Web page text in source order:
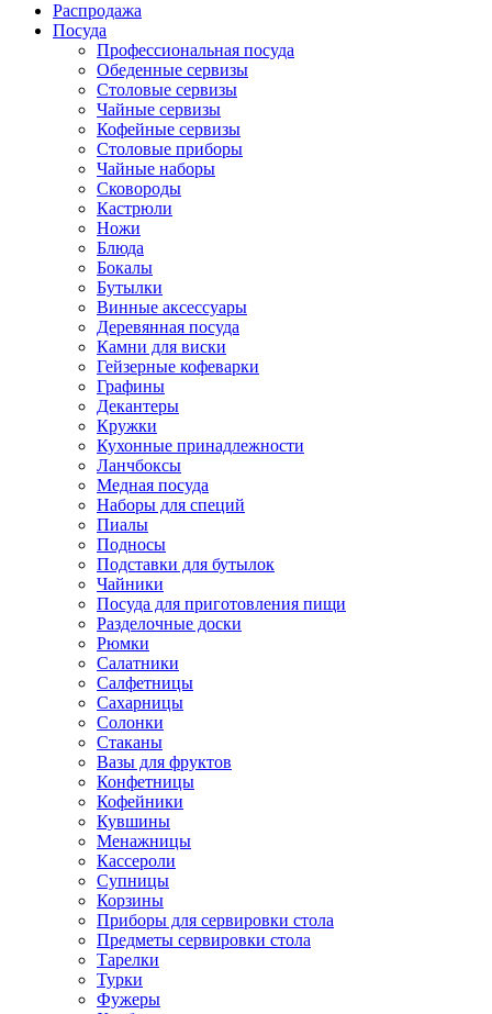
Распродажа
Посуда
Профессиональная посуда
Обеденные сервизы
Столовые сервизы
Чайные сервизы
Кофейные сервизы
Столовые приборы
Чайные наборы
Сковороды
Кастрюли
Ножи
Блюда
Бокалы
Бутылки
Винные аксессуары
Деревянная посуда
Камни для виски
Гейзерные кофеварки
Графины
Декантеры
Кружки
Кухонные принадлежности
Ланчбоксы
Медная посуда
Наборы для специй
Пиалы
Подносы
Подставки для бутылок
Чайники
Посуда для приготовления пищи
Разделочные доски
Рюмки
Салатники
Салфетницы
Сахарницы
Солонки
Стаканы
Вазы для фруктов
Конфетницы
Кофейники
Кувшины
Менажницы
Кассероли
Супницы
Корзины
Приборы для сервировки стола
Предметы сервировки стола
Тарелки
Турки
Фужеры